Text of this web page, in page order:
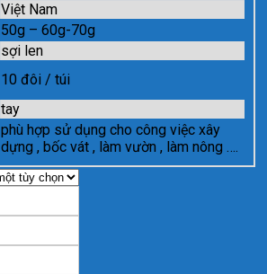
Việt Nam
50g – 60g-70g
sợi len
10 đôi / túi
tay
phù hợp sử dụng cho công việc xây
dựng , bốc vát , làm vườn , làm nông ….